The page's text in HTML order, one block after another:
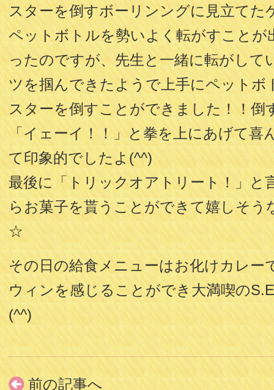
スターを倒すボーリンングに見立てた
ペットボトルを勢いよく転がすことが
ったのですが、先生と一緒に転がして
ツを掴んできたようで上手にペットボ
スターを倒すことができました！！倒
「イェーイ！！」と拳を上にあげて喜
て印象的でしたよ(^^)
最後に「トリックオアトリート！」と
らお菓子を貰うことができて嬉しそう
☆
その日の給食メニューはお化けカレー
ウィンを感じることができ大満喫の
(^^)
前の記事へ